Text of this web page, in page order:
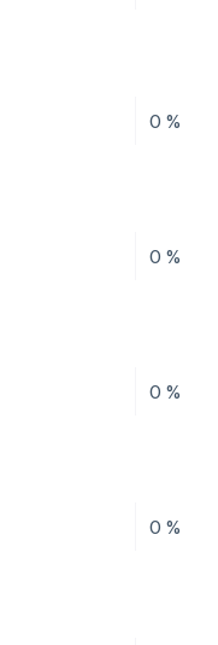
0 %
0 %
0 %
0 %